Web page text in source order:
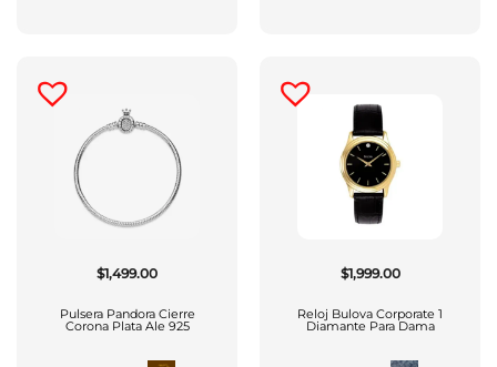
$1,499.00
Pulsera Pandora Cierre
Corona Plata Ale 925
$1,999.00
Reloj Bulova Corporate 1
Diamante Para Dama